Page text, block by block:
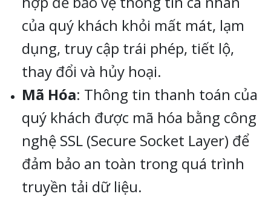
của quý khách khỏi mất mát, lạm
dụng, truy cập trái phép, tiết lộ,
thay đổi và hủy hoại.
Mã Hóa: Thông tin thanh toán của
quý khách được mã hóa bằng công
nghệ SSL (Secure Socket Layer) để
đảm bảo an toàn trong quá trình
truyền tải dữ liệu.